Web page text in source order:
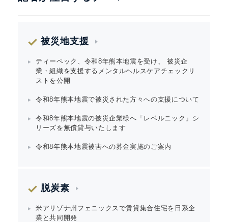
被災地支援
ティーペック、令和8年熊本地震を受け、 被災企
業・組織を支援するメンタルヘルスケアチェックリ
ストを公開
令和8年熊本地震で被災された方々への支援について
令和8年熊本地震の被災企業様へ「レベルニック」シ
リーズを無償貸与いたします
令和8年熊本地震被害への募金実施のご案内
脱炭素
米アリゾナ州フェニックスで賃貸集合住宅を日系企
業と共同開発